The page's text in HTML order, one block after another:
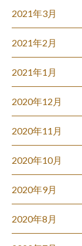
2021年3月
2021年2月
2021年1月
2020年12月
2020年11月
2020年10月
2020年9月
2020年8月